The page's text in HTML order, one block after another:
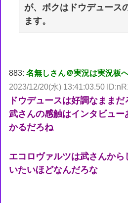
が、ボクはドウデュース
ます。
883:名無しさん＠実況は実況板
2023/12/20(水) 13:41:03.50
ドウデュースは好調なままだ
武さんの感触はインタビュ
かるだろね
エコロヴァルツは武さんか
いたいほどなんだろな